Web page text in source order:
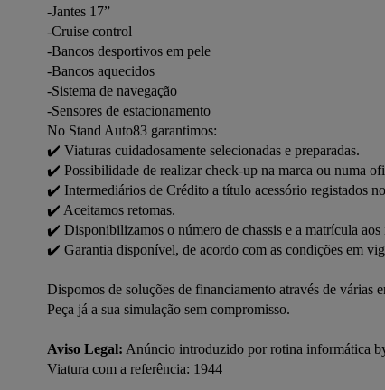
-Jantes 17”
-Cruise control
-Bancos desportivos em pele
-Bancos aquecidos
-Sistema de navegação
-Sensores de estacionamento
No Stand Auto83 garantimos:
✔️ Viaturas cuidadosamente selecionadas e preparadas.
✔️ Possibilidade de realizar check-up na marca ou numa
✔️ Intermediários de Crédito a título acessório registados
✔️ Aceitamos retomas.
✔️ Disponibilizamos o número de chassis e a matrícula aos
✔️ Garantia disponível, de acordo com as condições em
Dispomos de soluções de financiamento através de várias
Peça já a sua simulação sem compromisso.
Aviso Legal: Anúncio introduzido por rotina informática
Viatura com a referência: 1944